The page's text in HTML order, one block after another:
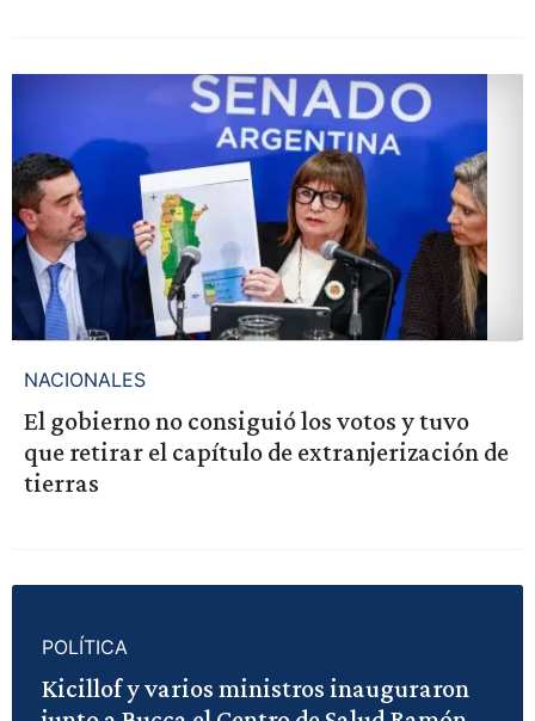
NACIONALES
El gobierno no consiguió los votos y tuvo
que retirar el capítulo de extranjerización de
tierras
POLÍTICA
Kicillof y varios ministros inauguraron